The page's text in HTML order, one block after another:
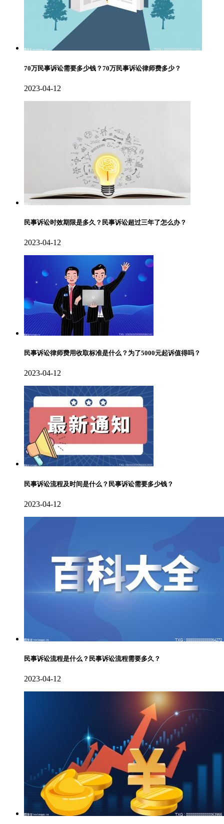
70万民事诉讼需要多少钱？70万民事诉讼律师费多少？
2023-04-12
民事诉讼时效期限是多久？民事诉讼超过三年了怎么办？
2023-04-12
民事诉讼律师费用收取标准是什么？为了5000元起诉值得吗？
2023-04-12
民事诉讼流程及时间是什么？民事诉讼需要多少钱？
2023-04-12
民事诉讼流程是什么？民事诉讼流程需要多久？
2023-04-12